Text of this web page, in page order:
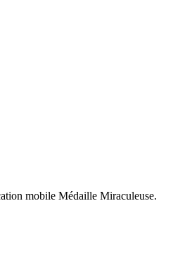
mobile Médaille Miraculeuse.